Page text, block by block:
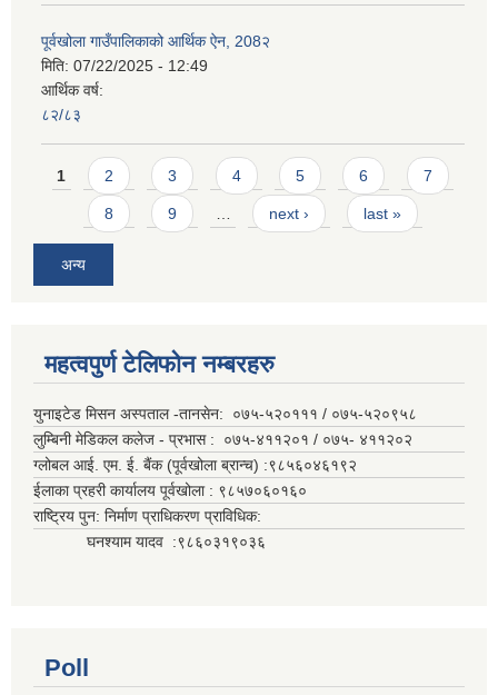
पूर्वखोला गाउँपालिकाको आर्थिक ऐन, 208२
मिति: 07/22/2025 - 12:49
आर्थिक वर्ष:
८२/८३
Pages
1 2 3 4 5 6 7
8 9 next › last »
अन्य
महत्वपुर्ण टेलिफोन नम्बरहरु
युनाइटेड मिसन अस्पताल -तानसेन: ०७५-५२०१११ / ०७५-५२०९५८
लुम्बिनी मेडिकल कलेज - प्रभास : ०७५-४११२०१ / ०७५- ४११२०२
ग्लोबल आई. एम. ई. बैंक (पूर्वखोला ब्रान्च) :९८५६०४६१९२
ईलाका प्रहरी कार्यालय पूर्वखोला : ९८५७०६०१६०
राष्ट्रिय पुन: निर्माण प्राधिकरण प्राविधिक:
घनश्याम यादव :९८६०३१९०३६
Poll